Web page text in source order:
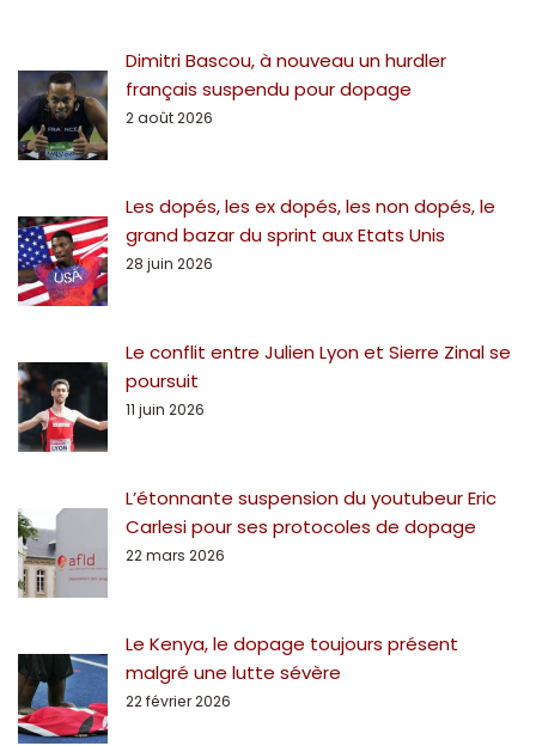
Dimitri Bascou, à nouveau un hurdler
français suspendu pour dopage
2 août 2026
Les dopés, les ex dopés, les non dopés, le
grand bazar du sprint aux Etats Unis
28 juin 2026
Le conflit entre Julien Lyon et Sierre Zinal se
poursuit
11 juin 2026
L’étonnante suspension du youtubeur Eric
Carlesi pour ses protocoles de dopage
22 mars 2026
Le Kenya, le dopage toujours présent
malgré une lutte sévère
22 février 2026